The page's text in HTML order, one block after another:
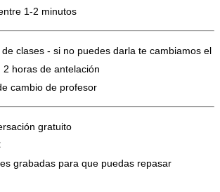
1-2 minutos
clases - si no puedes darla te cambiamos el
2 horas de antelación
cambio de profesor
gratuito
grabadas para que puedas repasar